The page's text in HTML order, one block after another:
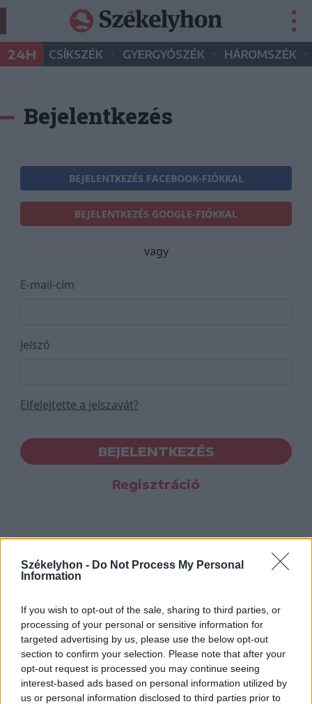
Székelyhon - Do Not Process My Personal
Information
If you wish to opt-out of the sale, sharing to third parties, or
processing of your personal or sensitive information for
targeted advertising by us, please use the below opt-out
section to confirm your selection. Please note that after your
opt-out request is processed you may continue seeing
interest-based ads based on personal information utilized by
us or personal information disclosed to third parties prior to
24H CSÍKSZÉK • GYERGYÓSZÉK • HÁROMSZÉK •
Bejelentkezés
BEJELENTKEZÉS FACEBOOK-FIÓKKAL
BEJELENTKEZÉS GOOGLE-FIÓKKAL
vagy
E-mail-cím
Jelszó
Elfelejtette a jelszavát?
BEJELENTKEZÉS
Regisztráció
Hasznos
Impresszum